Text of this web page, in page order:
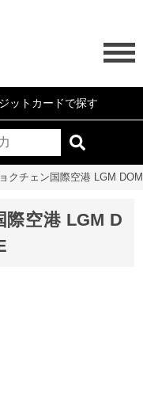
ットカードで探す
クチェン国際空港 LGM
空港 LGM D